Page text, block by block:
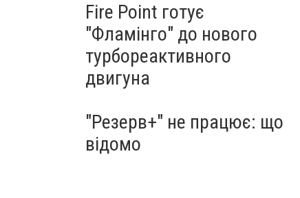
Fire Point готує
"Фламінго" до нового
турбореактивного
двигуна
"Резерв+" не працює: що
відомо